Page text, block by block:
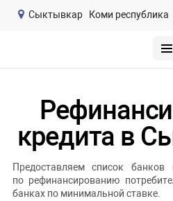
Сыктывкар Коми республика
кредита в
Предоставляем список
по рефинансированию
банках по минимальной ставке.